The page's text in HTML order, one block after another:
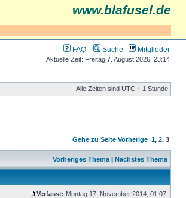
www.blafusel.de
FAQ Suche Mitglieder
Aktuelle Zeit: Freitag 7. August 2026, 23:14
Alle Zeiten sind UTC + 1 Stunde
Gehe zu Seite Vorherige 1, 2, 3
Vorheriges Thema | Nächstes Thema
Verfasst: Montag 17. November 2014, 01:07